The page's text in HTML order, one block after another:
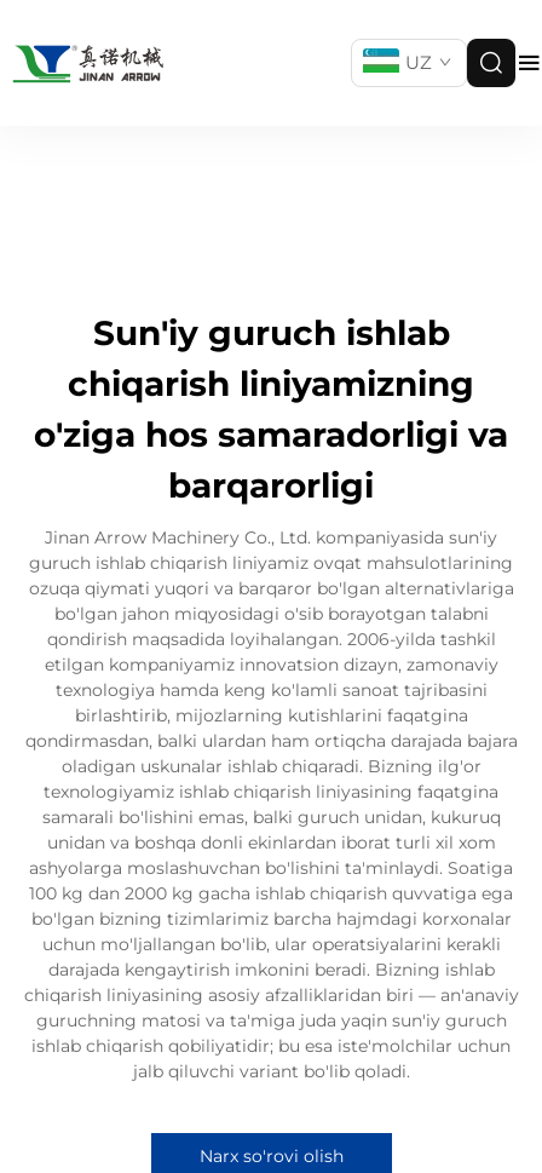
UZ
Sun'iy guruch ishlab
chiqarish liniyamizning
o'ziga hos samaradorligi va
barqarorligi
Jinan Arrow Machinery Co., Ltd. kompaniyasida sun'iy
guruch ishlab chiqarish liniyamiz ovqat mahsulotlarining
ozuqa qiymati yuqori va barqaror bo'lgan alternativlariga
bo'lgan jahon miqyosidagi o'sib borayotgan talabni
qondirish maqsadida loyihalangan. 2006-yilda tashkil
etilgan kompaniyamiz innovatsion dizayn, zamonaviy
texnologiya hamda keng ko'lamli sanoat tajribasini
birlashtirib, mijozlarning kutishlarini faqatgina
qondirmasdan, balki ulardan ham ortiqcha darajada bajara
oladigan uskunalar ishlab chiqaradi. Bizning ilg'or
texnologiyamiz ishlab chiqarish liniyasining faqatgina
samarali bo'lishini emas, balki guruch unidan, kukuruq
unidan va boshqa donli ekinlardan iborat turli xil xom
ashyolarga moslashuvchan bo'lishini ta'minlaydi. Soatiga
100 kg dan 2000 kg gacha ishlab chiqarish quvvatiga ega
bo'lgan bizning tizimlarimiz barcha hajmdagi korxonalar
uchun mo'ljallangan bo'lib, ular operatsiyalarini kerakli
darajada kengaytirish imkonini beradi. Bizning ishlab
chiqarish liniyasining asosiy afzalliklaridan biri — an'anaviy
guruchning matosi va ta'miga juda yaqin sun'iy guruch
ishlab chiqarish qobiliyatidir; bu esa iste'molchilar uchun
jalb qiluvchi variant bo'lib qoladi.
Narx so'rovi olish